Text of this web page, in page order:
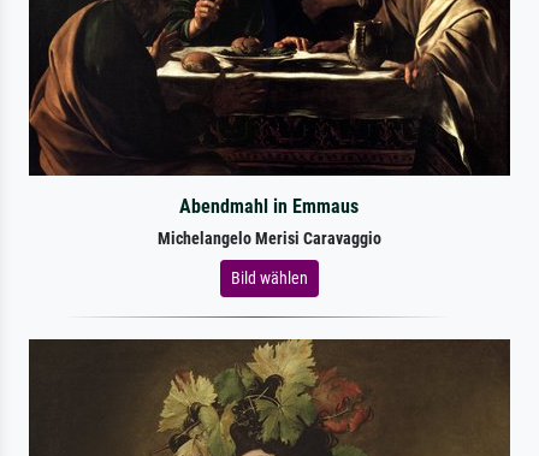
Abendmahl in Emmaus
Michelangelo Merisi Caravaggio
Bild wählen